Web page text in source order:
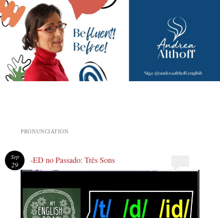
PRONUNCIATION
-ED no Passado: Três Sons
Sep
29